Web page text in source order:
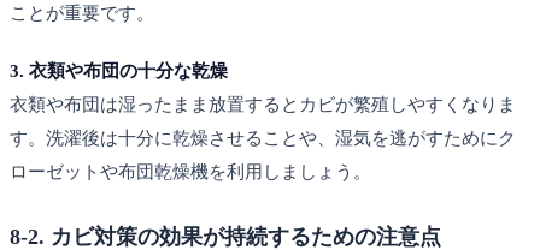
ことが重要です。
3. 衣類や布団の十分な乾燥
衣類や布団は湿ったまま放置するとカビが繁殖しやすくなりま
す。洗濯後は十分に乾燥させることや、湿気を逃がすためにク
ローゼットや布団乾燥機を利用しましょう。
8-2. カビ対策の効果が持続するための注意点